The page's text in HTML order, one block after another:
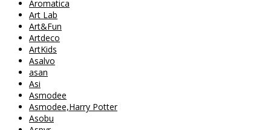
Aromatica
Art Lab
Art&Fun
Artdeco
ArtKids
Asalvo
asan
Asi
Asmodee
Asmodee,Harry Potter
Asobu